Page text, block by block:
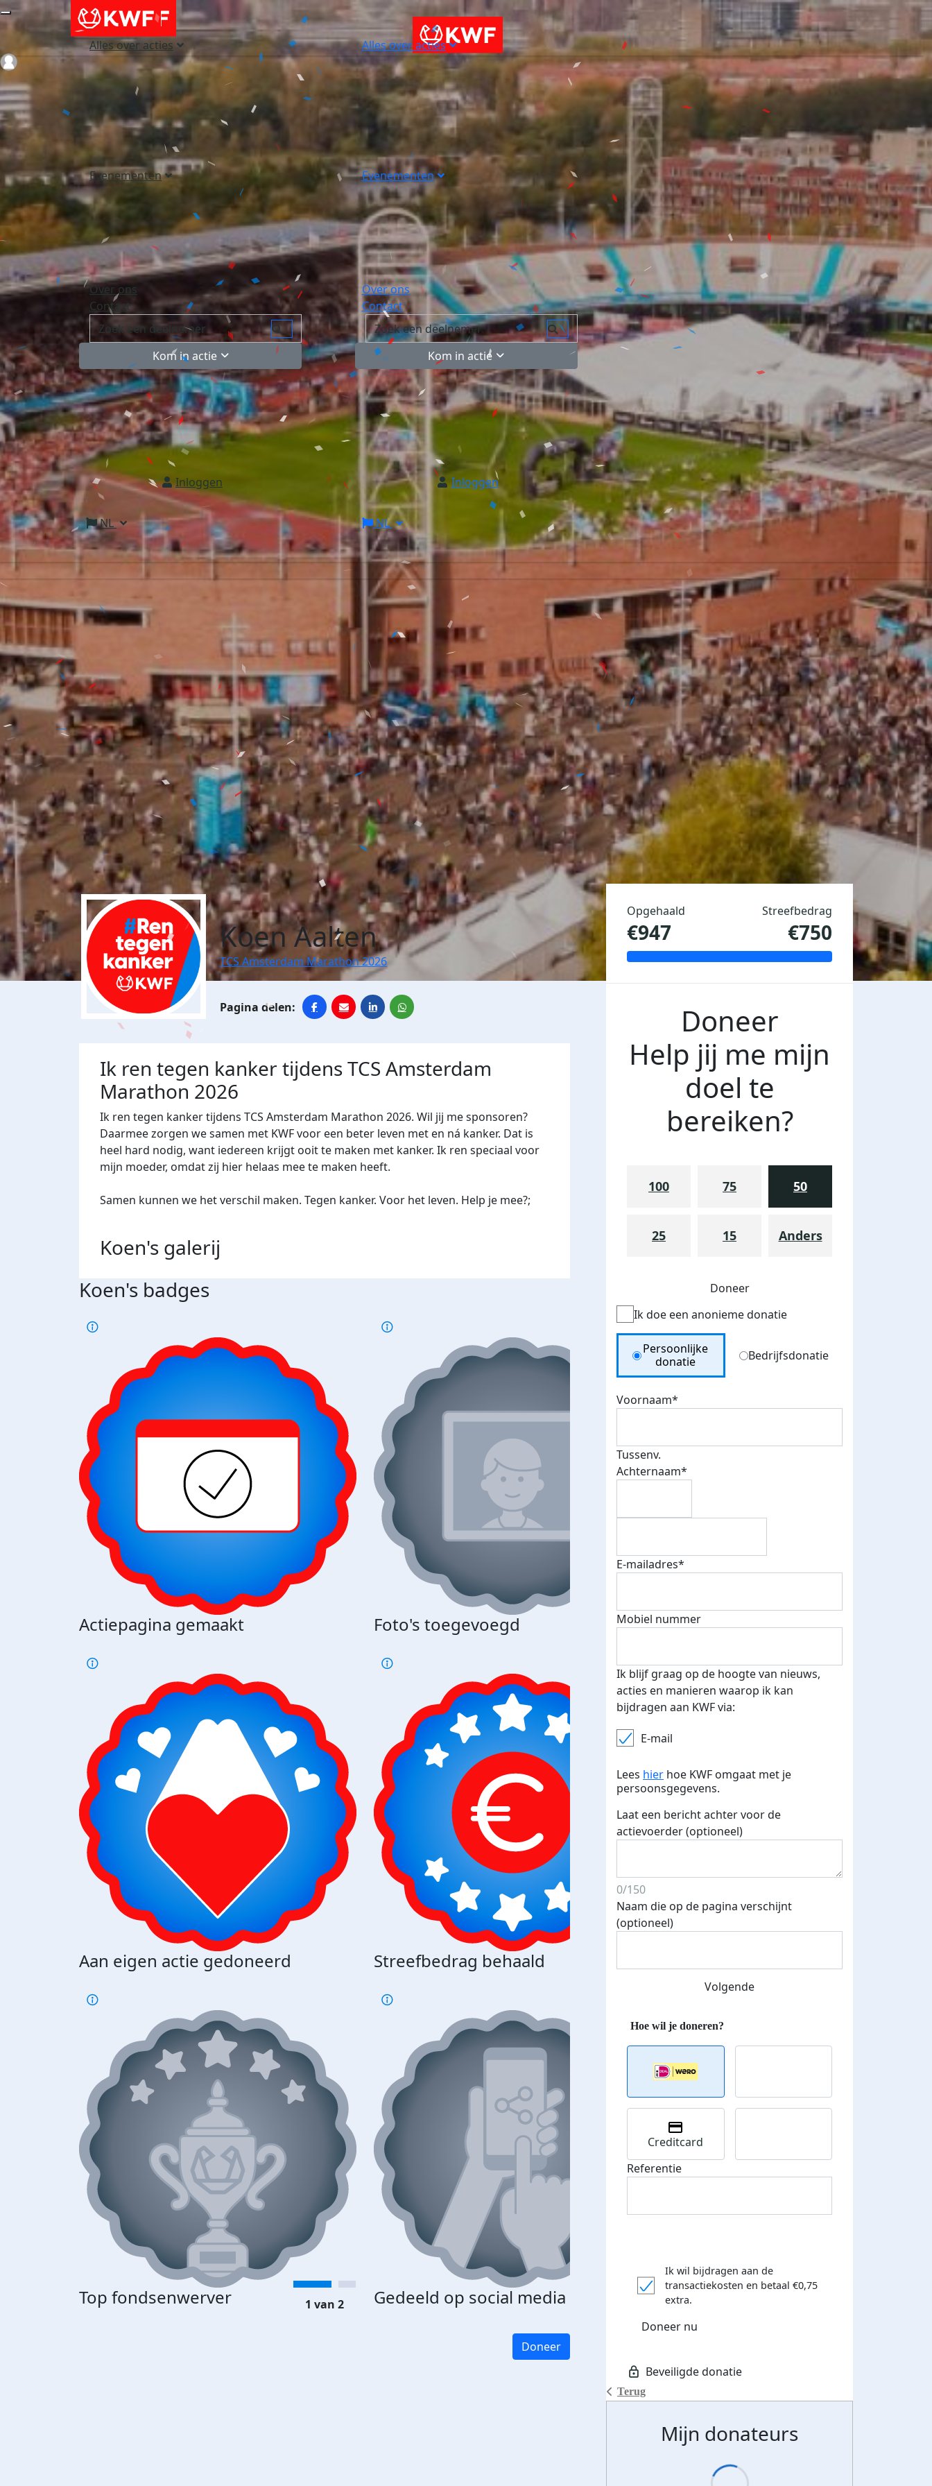
Alles over acties
Evenementen
Over ons
Contact
Kom in actie
Inloggen
NL
Alles over acties
Evenementen
Over ons
Contact
Kom in actie
Inloggen
NL
Login
Koen Aalten
TCS Amsterdam Marathon 2026
Ik ren tegen kanker tijdens TCS Amsterdam
Marathon 2026
Ik ren tegen kanker tijdens TCS Amsterdam Marathon 2026. Wil jij me sponsoren?
Daarmee zorgen we samen met KWF voor een beter leven met en ná kanker. Dat is
heel hard nodig, want iedereen krijgt ooit te maken met kanker. Ik ren speciaal voor
mijn moeder, omdat zij hier helaas mee te maken heeft.
Samen kunnen we het verschil maken. Tegen kanker. Voor het leven. Help je mee?;
Koen's galerij
Koen's badges
Actiepagina gemaakt Foto's toegevoegd E-mails verstuurd
Aan eigen actie gedoneerd Streefbedrag behaald
Top fondsenwerver Gedeeld op social media Donateurs bedankt
€500 euro opgehaald: t-shirt
1 van 2
Doneer
Opgehaald
€947
Streefbedrag
€750
Doneer
Help jij me mijn
doel te
bereiken?
100 75 50
25 15 Anders
Doneer
Ik doe een anonieme donatie
Donation Type
Persoonlijke
donatie
Bedrijfsdonatie
Voornaam*
Tussenv.
Achternaam*
E-mailadres*
Mobiel nummer
Ik blijf graag op de hoogte van nieuws,
acties en manieren waarop ik kan
bijdragen aan KWF via:
E-mail
Lees hier hoe KWF omgaat met je
persoonsgegevens.
Laat een bericht achter voor de
actievoerder (optioneel)
0/150
Naam die op de pagina verschijnt
(optioneel)
Volgende
Terug
Creditcard
Referentie
Ik wil bijdragen aan de
transactiekosten en betaal €0,75
extra.
Doneer nu
Mijn donateurs